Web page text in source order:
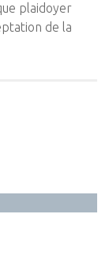
plaidoyer
de la